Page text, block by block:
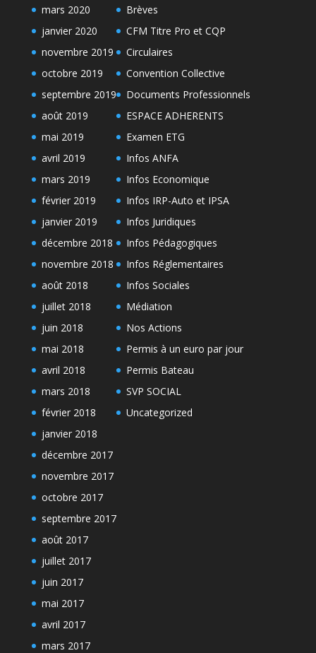
mars 2020
janvier 2020
novembre 2019
octobre 2019
septembre 2019
août 2019
mai 2019
avril 2019
mars 2019
février 2019
janvier 2019
décembre 2018
novembre 2018
août 2018
juillet 2018
juin 2018
mai 2018
avril 2018
mars 2018
février 2018
janvier 2018
décembre 2017
novembre 2017
octobre 2017
septembre 2017
août 2017
juillet 2017
juin 2017
mai 2017
avril 2017
mars 2017
Brèves
CFM Titre Pro et CQP
Circulaires
Convention Collective
Documents Professionnels
ESPACE ADHERENTS
Examen ETG
Infos ANFA
Infos Economique
Infos IRP-Auto et IPSA
Infos Juridiques
Infos Pédagogiques
Infos Réglementaires
Infos Sociales
Médiation
Nos Actions
Permis à un euro par jour
Permis Bateau
SVP SOCIAL
Uncategorized